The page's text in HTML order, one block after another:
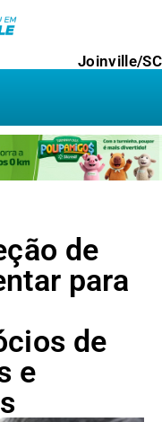
Joinville/SC
de
para
de
e